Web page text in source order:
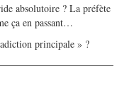
absolutoire ? La préfète
ça en passant…
principale » ?